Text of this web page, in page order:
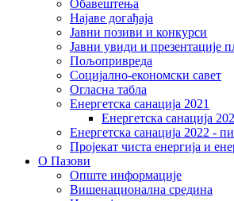
Обавештења
Најаве догађаја
Јавни позиви и конкурси
Јавни увиди и презентације
Пољопривреда
Социјално-економски сaвет
Огласна табла
Енергетска санација 2021
Енергетска санација
Енергетска санација 2022 -
Пројекат чиста енергија и
О Пазови
Опште информације
Вишенационална средина